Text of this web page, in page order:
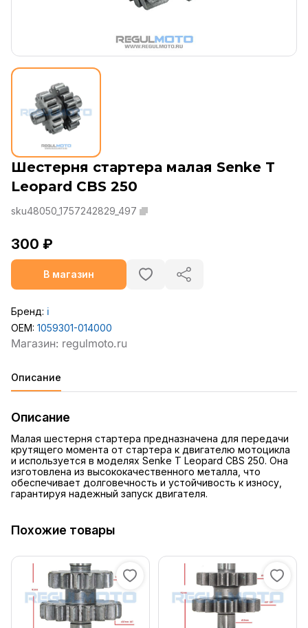
Шестерня стартера малая Senke T
Leopard CBS 250
sku48050_1757242829_497
300 ₽
В магазин
Бренд: ℹ️
OEM: 1059301-014000
Описание
Описание
Малая шестерня стартера предназначена для передачи
крутящего момента от стартера к двигателю мотоцикла
и используется в моделях Senke T Leopard CBS 250. Она
изготовлена из высококачественного металла, что
обеспечивает долговечность и устойчивость к износу,
гарантируя надежный запуск двигателя.
Похожие товары